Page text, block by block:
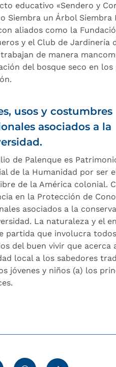
educativo «Sendero y
Siembra un Árbol Siembra
aliados como la
y el Club de Jardinería
de manera
del bosque seco en
usos y costumbres
asociados a la
de Palenque es
de la Humanidad por ser
de la América colonial.
en la Protección de
asociados a la
La naturaleza y el
partida que involucra
del buen vivir que acerca
local a los sabedores
jóvenes y niños (a) los